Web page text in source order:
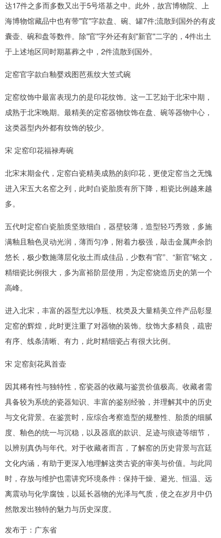
达17件之多而多数又出于5号塔基之中。此外，故宫博物院、上
海博物馆藏品中也有带"官"字款盘、碗、罐7件;流散到国外的有皮
囊壶、碗和盘等数件。除"官"字外还有刻"新官"二字的，4件出土
于上述地区同时期墓葬之中，2件流散到国外。
定窑官字款白釉婴戏图芭蕉纹大笠式碗
定窑纹饰中最富表现力的是印花纹饰。这一工艺始于北宋中期，
成熟于北宋晚期。最精美的定窑器物纹饰在盘、碗等器物中心，
这类器型内外都有纹饰的较少。
宋 定窑印花福禄寿碗
北宋末期金代，定窑白瓷精美成熟的刻印花，更使定窑当之无愧
进入宋五大名窑之列，此时白瓷胎质有所下降，粗瓷比例越来越
多。
五代时定窑白瓷胎质坚致细白，器壁较薄，造型轻巧秀致，多施
满釉且釉色灵动光润，薄而匀净，附着力极强，敲击金属声余韵
悠长，极少数施薄层化妆土而成佳品，少数有“官”、“新官”铭文，
精细瓷比例很大，多为富裕阶层使用，为定窑烧造历史的第一个
高峰。
进入北宋，丰富的器型尤以净瓶、枕类及大量精美立件产品彰显
定窑的辉煌，此时更注重了对器物的装饰。纹饰大多精良，疏密
有序、线条清晰、有力，此时精细瓷占有很大比例。
宋 定窑刻花凤首壶
因其稀有性与独特性，窑瓷器的收藏与鉴赏价值极高。收藏者需
具备较为系统的瓷器知识、丰富的鉴别经验，并理解其中的历史
与文化背景。在鉴赏时，应综合考察造型的规整性、胎质的细腻
度、釉色的统一与沉稳，以及器底的款识、足迹与痕迹等细节，
以辨别真伪与年代。对于收藏者而言，了解窑的历史背景与宫廷
文化内涵，有助于更深入地理解这类古瓷的审美与价值。与此同
时，存放与维护也需讲究环境条件：保持干燥、避光、恒温、远
离震动与化学腐蚀，以延长器物的光泽与气质，使之在岁月中仍
然散发出独特的魅力与历史深度。
发布于：广东省